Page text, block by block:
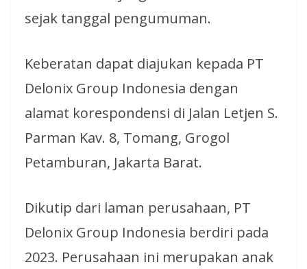
sejak tanggal pengumuman.
Keberatan dapat diajukan kepada PT
Delonix Group Indonesia dengan
alamat korespondensi di Jalan Letjen S.
Parman Kav. 8, Tomang, Grogol
Petamburan, Jakarta Barat.
Dikutip dari laman perusahaan, PT
Delonix Group Indonesia berdiri pada
2023. Perusahaan ini merupakan anak